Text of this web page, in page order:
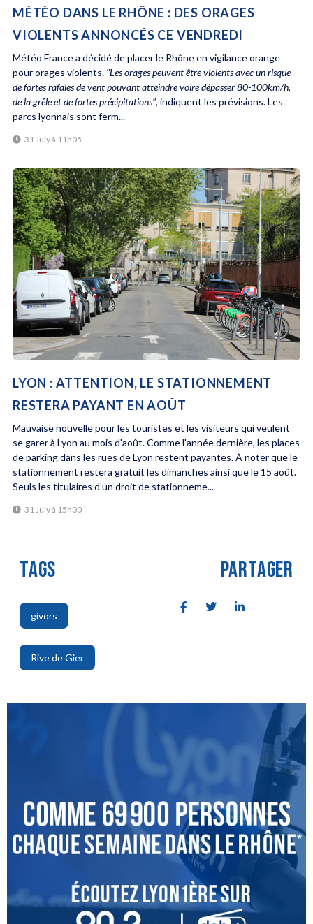
MÉTÉO DANS LE RHÔNE : DES ORAGES
VIOLENTS ANNONCÉS CE VENDREDI
Météo France a décidé de placer le Rhône en vigilance orange
pour orages violents. "Les orages peuvent être violents avec un risque
de fortes rafales de vent pouvant atteindre voire dépasser 80-100km/h,
de la grêle et de fortes précipitations", indiquent les prévisions. Les
parcs lyonnais sont ferm...
31 July à 11h05
LYON : ATTENTION, LE STATIONNEMENT
RESTERA PAYANT EN AOÛT
Mauvaise nouvelle pour les touristes et les visiteurs qui veulent
se garer à Lyon au mois d'août. Comme l'année dernière, les places
de parking dans les rues de Lyon restent payantes. À noter que le
stationnement restera gratuit les dimanches ainsi que le 15 août.
Seuls les titulaires d’un droit de stationneme...
31 July à 15h00
TAGS
givors
,
Rive de Gier
PARTAGER